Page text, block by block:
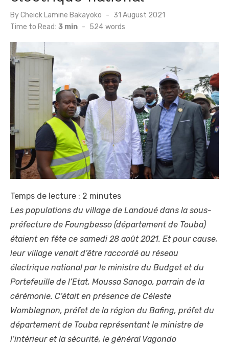
ByCheick Lamine Bakayoko
Posted
on
31 August 2021
Time to Read: 3 min - 524 words
Temps de lecture : 2 minutes
Les populations du village de Landoué dans la sous-
préfecture de Foungbesso (département de Touba)
étaient en fête ce samedi 28 août 2021. Et pour cause,
leur village venait d’être raccordé au réseau
électrique national par le ministre du Budget et du
Portefeuille de l’Etat, Moussa Sanogo, parrain de la
cérémonie. C’était en présence de Céleste
Womblegnon, préfet de la région du Bafing, préfet du
département de Touba représentant le ministre de
l’intérieur et la sécurité, le général Vagondo